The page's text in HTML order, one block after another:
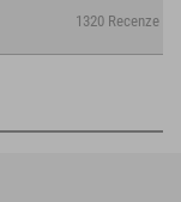
1320 Recenze